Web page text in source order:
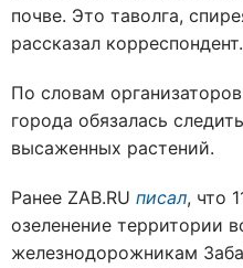
почве. Это таволга,
рассказал корреспондент.
По словам
города обязалась
высаженных растений.
Ранее ZAB.RU писал, что
озеленение территории
железнодорожникам